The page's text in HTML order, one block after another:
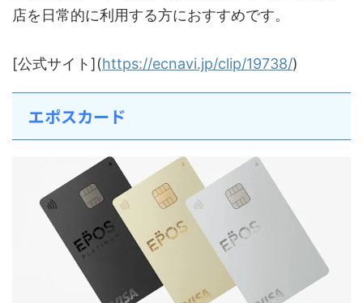
店を日常的に利用する方におすすめです。
[公式サイト](https://ecnavi.jp/clip/19738/)
エポスカード